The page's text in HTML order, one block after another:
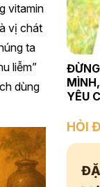
vitamin
vị chát
ta
liễm”
dùng
YÊU
HỎI